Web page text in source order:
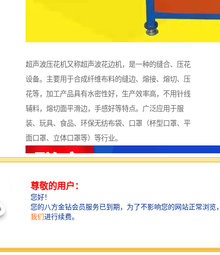
超声波压花机又称超声波花边机，是一种的缝合、压花
设备。主要用于合成纤维布料的缝边、熔接、熔切、压
花等，加工产品具有水密性好，生产效率高，不用针线
辅料，熔切面平滑边，手感好等特点。广泛应用于服
装、玩具、食品、环保无纺布袋、口罩（杯型口罩、平
面口罩、立体口罩等）等行业。